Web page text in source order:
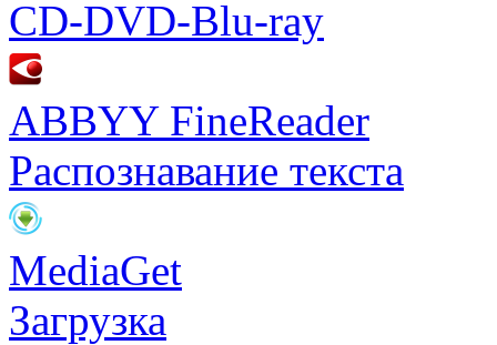
CD-DVD-Blu-ray
ABBYY FineReader
Распознавание текста
MediaGet
Загрузка